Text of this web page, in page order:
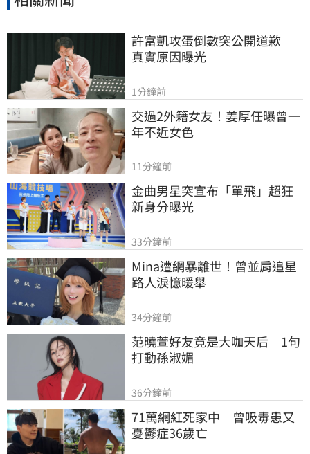
許富凱攻蛋倒數突公開道歉
真實原因曝光
1分鐘前
交過2外籍女友！姜厚任曝曾一
年不近女色
11分鐘前
金曲男星突宣布「單飛」超狂
新身分曝光
33分鐘前
Mina遭網暴離世！曾並肩追星
路人淚憶暖舉
34分鐘前
范曉萱好友竟是大咖天后　1句
打動孫淑媚
36分鐘前
71萬網紅死家中　曾吸毒患又
憂鬱症36歲亡